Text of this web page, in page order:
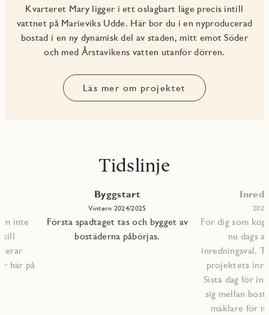
Kvarteret Mary ligger i ett oslagbart läge precis intill
vattnet på Marieviks Udde. Här bor du i en nyproducerad
bostad i en ny dynamisk del av staden, mitt emot Söder
och med Årstavikens vatten utanför dörren.
Läs mer om projektet
Tidslinje
inte
till
här på
Byggstart
Vintern 2024/2025
Första spadtaget tas och bygget av
bostäderna påbörjas.
För dig som
nu dags
inredningsval.
projektets
Sista dag för
sig mellan
mäklare för